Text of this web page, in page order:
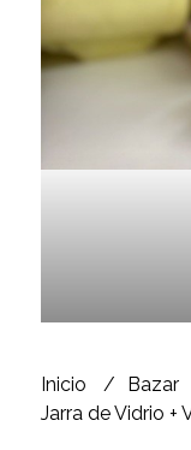
Inicio
Bazar
Jarra de Vidrio +